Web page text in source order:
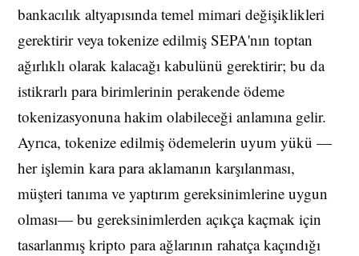
bankacılık altyapısında temel mimari değişiklikleri
gerektirir veya tokenize edilmiş SEPA'nın toptan
ağırlıklı olarak kalacağı kabulünü gerektirir; bu da
istikrarlı para birimlerinin perakende ödeme
tokenizasyonuna hakim olabileceği anlamına gelir.
Ayrıca, tokenize edilmiş ödemelerin uyum yükü —
her işlemin kara para aklamanın karşılanması,
müşteri tanıma ve yaptırım gereksinimlerine uygun
olması— bu gereksinimlerden açıkça kaçmak için
tasarlanmış kripto para ağlarının rahatça kaçındığı